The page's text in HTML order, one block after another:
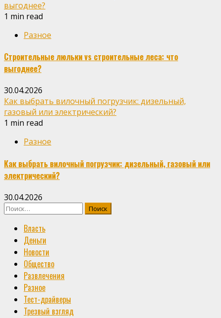
выгоднее?
1 min read
Разное
Строительные люльки vs строительные леса: что
выгоднее?
30.04.2026
Как выбрать вилочный погрузчик: дизельный,
газовый или электрический?
1 min read
Разное
Как выбрать вилочный погрузчик: дизельный, газовый или
электрический?
30.04.2026
Найти:
Власть
Деньги
Новости
Общество
Развлечения
Разное
Тест-драйверы
Трезвый взгляд